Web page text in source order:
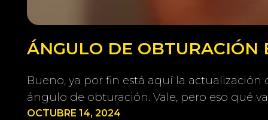
ÁNGULO DE OBTURACIÓN
Bueno, ya por fin está aquí la actualización
ángulo de obturación. Vale, pero eso qué
OCTUBRE 14, 2024